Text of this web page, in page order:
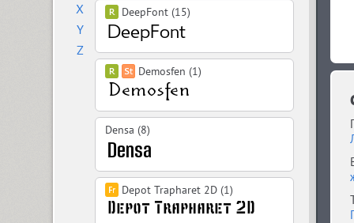
X
Y
Z
DeepFont (15)
Demosfen (1)
Densa (8)
Depot Trapharet 2D (1)